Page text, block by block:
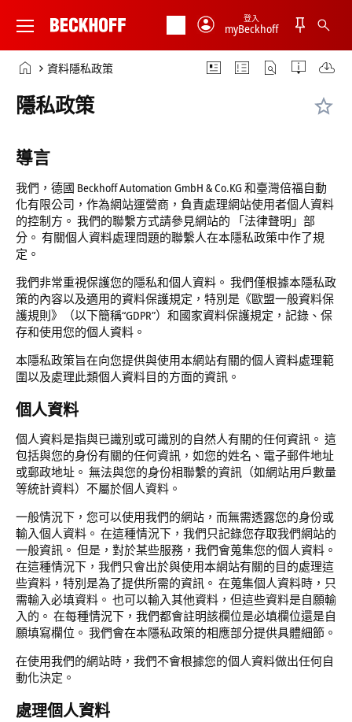
New
Technology
myBeckhoff
登入
首
資料隱私政策
隱私政策
導言
我們，德國 Beckhoff Automation GmbH & Co.KG 和臺灣倍福自動
化有限公司，作為網站運營商，負責處理網站使用者個人資料
的控制方。 我們的聯繫方式請參見網站的 「法律聲明」部
分。 有關個人資料處理問題的聯繫人在本隱私政策中作了規
定。
我們非常重視保護您的隱私和個人資料。 我們僅根據本隱私政
策的內容以及適用的資料保護規定，特別是《歐盟一般資料保
護規則》（以下簡稱“GDPR”）和國家資料保護規定，記錄、保
存和使用您的個人資料。
本隱私政策旨在向您提供與使用本網站有關的個人資料處理範
圍以及處理此類個人資料目的方面的資訊。
個人資料
個人資料是指與已識別或可識別的自然人有關的任何資訊。 這
包括與您的身份有關的任何資訊，如您的姓名、電子郵件地址
或郵政地址。 無法與您的身份相聯繫的資訊（如網站用戶數量
等統計資料）不屬於個人資料。
一般情況下，您可以使用我們的網站，而無需透露您的身份或
輸入個人資料。 在這種情況下，我們只記錄您存取我們網站的
一般資訊。 但是，對於某些服務，我們會蒐集您的個人資料。
在這種情況下，我們只會出於與使用本網站有關的目的處理這
些資料，特別是為了提供所需的資訊。 在蒐集個人資料時，只
需輸入必填資料。 也可以輸入其他資料，但這些資料是自願輸
入的。 在每種情況下，我們都會註明該欄位是必填欄位還是自
願填寫欄位。 我們會在本隱私政策的相應部分提供具體細節。
在使用我們的網站時，我們不會根據您的個人資料做出任何自
動化決定。
處理個人資料